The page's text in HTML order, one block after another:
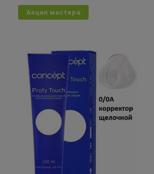
Акция мастера